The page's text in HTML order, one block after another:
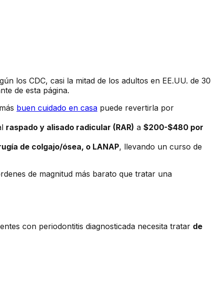
los CDC, casi la mitad de los adultos en EE.UU. de 30
de esta página.
más buen cuidado en casa puede revertirla por
raspado y alisado radicular (RAR) a $200-$480 por
de colgajo/ósea, o LANAP, llevando un curso de
de magnitud más barato que tratar una
con periodontitis diagnosticada necesita tratar de